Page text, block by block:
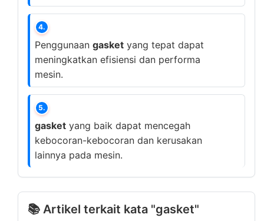
4.
Penggunaan gasket yang tepat dapat
meningkatkan efisiensi dan performa
mesin.
5.
gasket yang baik dapat mencegah
kebocoran-kebocoran dan kerusakan
lainnya pada mesin.
📚 Artikel terkait kata "gasket"